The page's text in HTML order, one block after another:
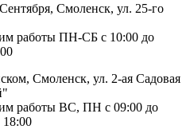
Смоленск, ул. 25-го
работы ПН-СБ с 10:00 до
Смоленск, ул. 2-ая Садовая
работы ВС, ПН с 09:00 до